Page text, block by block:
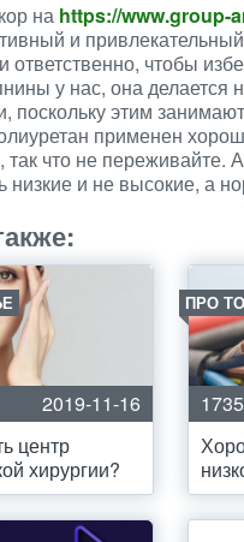
на https://www.group-
и
ответственно, чтобы
у нас, она делается
поскольку этим
применен
так что не переживайте.
низкие и не высокие, а
2019-11-16
центр
хирургии?
ПРО
1735